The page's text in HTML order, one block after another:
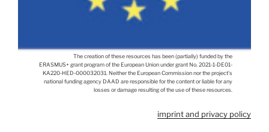
The creation of these resources has been (partially) funded by the
ERASMUS+ grant program of the European Union under grant No. 2021-1-DE01-
KA220-HED-000032031. Neither the European Commission nor the project's
national funding agency DAAD are responsible for the content or liable for any
losses or damage resulting of the use of these resources.
imprint and privacy policy